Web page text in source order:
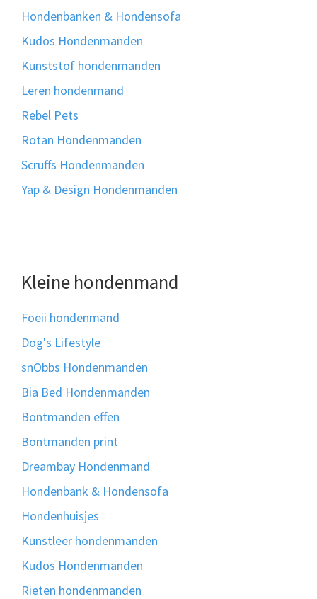
Hondenbanken & Hondensofa
Kudos Hondenmanden
Kunststof hondenmanden
Leren hondenmand
Rebel Pets
Rotan Hondenmanden
Scruffs Hondenmanden
Yap & Design Hondenmanden
Kleine hondenmand
Foeii hondenmand
Dog's Lifestyle
snObbs Hondenmanden
Bia Bed Hondenmanden
Bontmanden effen
Bontmanden print
Dreambay Hondenmand
Hondenbank & Hondensofa
Hondenhuisjes
Kunstleer hondenmanden
Kudos Hondenmanden
Rieten hondenmanden